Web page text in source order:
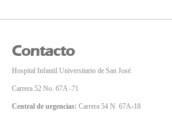
Contacto
Hospital Infantil Universitario de San José.
Carrera 52 No. 67A -71
Central de urgencias: Carrera 54 N. 67A-18